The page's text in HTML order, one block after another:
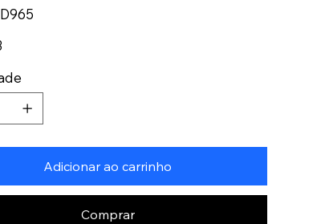
Adicionar ao carrinho
Comprar